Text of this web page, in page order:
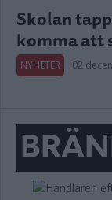
Skolan
komma att
NYHETER 02